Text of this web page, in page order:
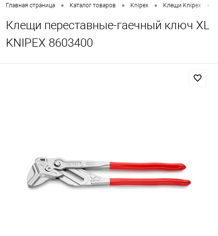
Главная страница • Каталог товаров • Knipex • Клещи Knipex •
Клещи переставные-гаечный ключ XL
KNIPEX 8603400